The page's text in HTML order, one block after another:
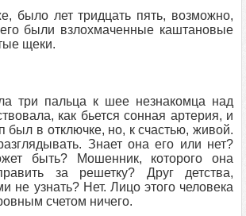
было лет тридцать пять, возможно,
были взлохмаченные каштановые
щеки.
три пальца к шее незнакомца над
как бьется сонная артерия, и
был в отключке, но, к счастью, живой.
Знает она его или нет?
быть? Мошенник, которого она
за решетку? Друг детства,
не узнать? Нет. Лицо этого человека
счетом ничего.